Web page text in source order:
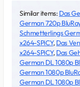
Similar items: Das
German 720p
Schmetterlings
x264-SPiCY, Das
x264-SPiCY, Das
German DL 1080p
German 1080p
German DL 1080p